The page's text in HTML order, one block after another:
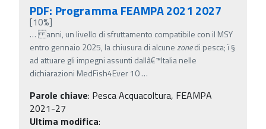
PDF: Programma FEAMPA 2021 2027
[10%]
…anni, un livello di sfruttamento compatibile con il MSY
entro gennaio 2025, la chiusura di alcunezonedi pesca; ï‚§
ad attuare gli impegni assunti dallâ€™Italia nelle
dichiarazioni MedFish4Ever 10…
Parole chiave: Pesca Acquacoltura, FEAMPA
2021-27
Ultima modifica: